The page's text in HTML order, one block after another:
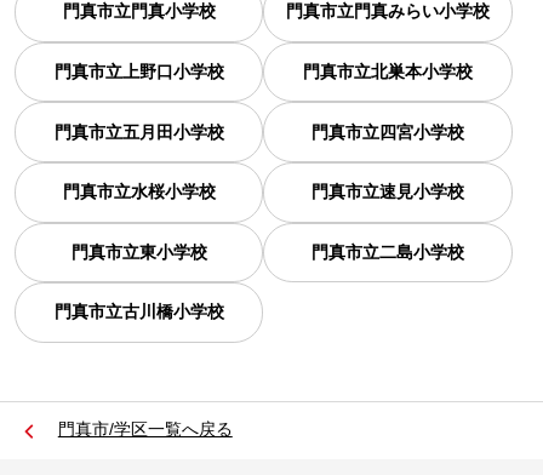
門真市立門真小学校 門真市立門真みらい小学校
門真市立上野口小学校 門真市立北巣本小学校
門真市立五月田小学校 門真市立四宮小学校
門真市立水桜小学校 門真市立速見小学校
門真市立東小学校 門真市立二島小学校
門真市立古川橋小学校
門真市/学区一覧へ戻る